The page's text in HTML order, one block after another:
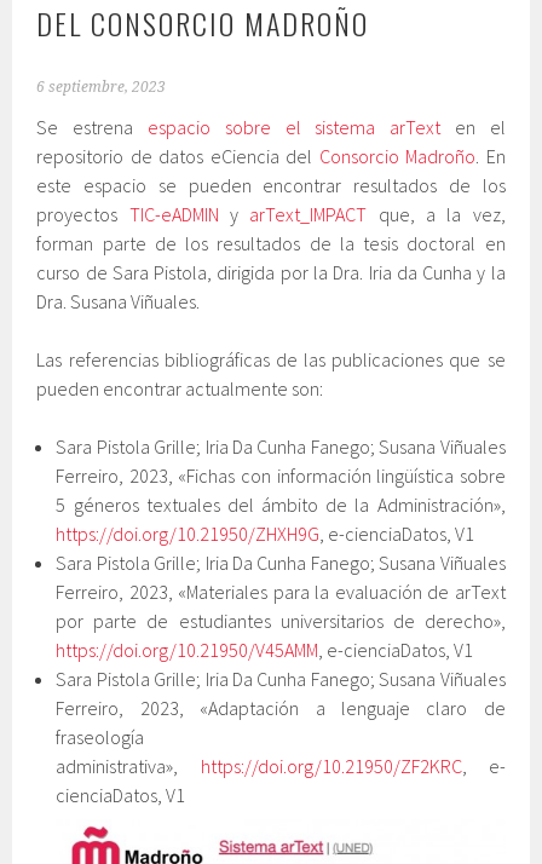
DEL CONSORCIO MADROÑO
6 septiembre, 2023
Se estrena espacio sobre el sistema arTexten el
repositorio de datos eCiencia del Consorcio Madroño. En
este espacio se pueden encontrar resultados de los
proyectos TIC-eADMIN y arText_IMPACT que, a la vez,
forman parte de los resultados de la tesis doctoral en
curso de Sara Pistola, dirigida por la Dra. Iria da Cunha y la
Dra. Susana Viñuales.
Las referencias bibliográficas de las publicaciones que se
pueden encontrar actualmente son:
Sara Pistola Grille; Iria Da Cunha Fanego; Susana Viñuales
Ferreiro, 2023, «Fichas con información lingüística sobre
5 géneros textuales del ámbito de la Administración»,
https://doi.org/10.21950/ZHXH9G, e-cienciaDatos, V1
Sara Pistola Grille; Iria Da Cunha Fanego; Susana Viñuales
Ferreiro, 2023, «Materiales para la evaluación de arText
por parte de estudiantes universitarios de derecho»,
https://doi.org/10.21950/V45AMM, e-cienciaDatos, V1
Sara Pistola Grille; Iria Da Cunha Fanego; Susana Viñuales
Ferreiro, 2023, «Adaptación a lenguaje claro de
fraseología
administrativa», https://doi.org/10.21950/ZF2KRC, e-
cienciaDatos, V1